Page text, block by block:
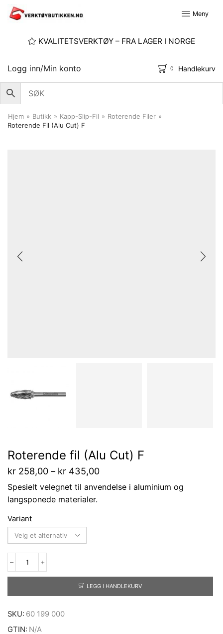
Meny
KVALITETSVERKTØY – FRA LAGER I NORGE
Logg inn/Min konto 0 Handlekurv
Hjem » Butikk » Kapp-Slip-Fil » Roterende Filer »
Roterende Fil (Alu Cut) F
Roterende fil (Alu Cut) F
kr 258,00 – kr 435,00
Spesielt velegnet til anvendelse i aluminium og
langsponede materialer.
Variant
LEGG I HANDLEKURV
SKU: 60 199 000
GTIN: N/A